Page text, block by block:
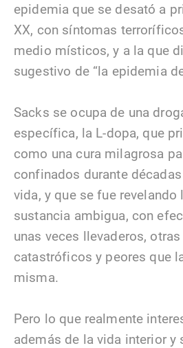
epidemia que se desató a
XX, con síntomas
medio místicos, y a la que
sugestivo de “la epidemia
Sacks se ocupa de una
específica, la L-dopa, que
como una cura milagrosa
confinados durante
vida, y que se fue revelando
sustancia ambigua, con
unas veces llevaderos,
catastróficos y peores que
misma.
Pero lo que realmente
además de la vida interior y